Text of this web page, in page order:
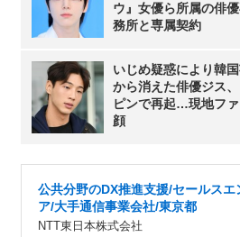
ウ』女優ら所属の俳
務所と専属契約
いじめ疑惑により韓
から消えた俳優ジス、
ピンで再起…現地フ
顔
公共分野のDX推進支援/セールスエ
ア/大手通信事業会社/東京都
NTT東日本株式会社